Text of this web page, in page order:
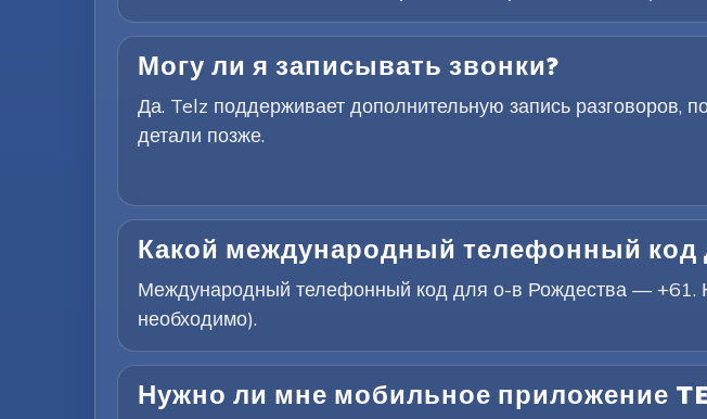
Могу ли я записывать звонки?
Да. Telz поддерживает дополнительную запись разговоров,
детали позже.
Какой международный телефонный код
Международный телефонный код для о-в Рождества — +61.
необходимо).
Нужно ли мне мобильное приложение